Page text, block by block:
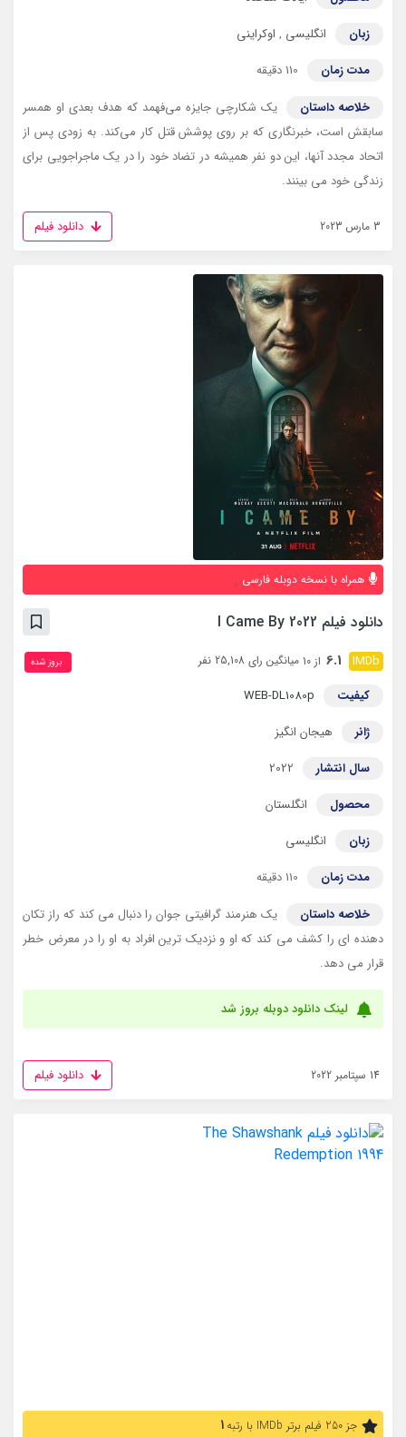
زبان
انگلیسی , اوکراینی
مدت زمان
110 دقیقه
خلاصه داستان
یک شکارچی جایزه می‌فهمد که هدف بعدی او همسر
سابقش است، خبرنگاری که بر روی پوشش قتل کار می‌کند. به زودی پس از
اتحاد مجدد آنها، این دو نفر همیشه در تضاد خود را در یک ماجراجویی برای
زندگی خود می بینند.
3 مارس 2023 دانلود فیلم
همراه با نسخه دوبله فارسی
دانلود فیلم I Came By 2022
6.1 از 10 میانگین رای 25,108 نفر
کیفیت
WEB-DL1080p
ژانر
هیجان انگیز
سال انتشار
2022
محصول
انگلستان
زبان
انگلیسی
مدت زمان
110 دقیقه
خلاصه داستان
یک هنرمند گرافیتی جوان را دنبال می کند که راز تکان
دهنده ای را کشف می کند که او و نزدیک ترین افراد به او را در معرض خطر
قرار می دهد.
بروز‌ شده
لینک دانلود دوبله بروز شد
14 سپتامبر 2022 دانلود فیلم
جز 250 فیلم برتر IMDb با رتبه 1